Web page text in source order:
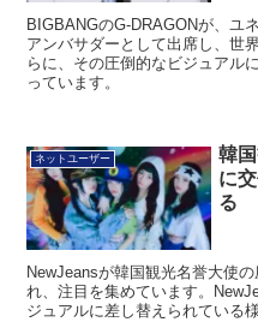
BIGBANGのG-DRAGONが、ユ
アンバサダーとして出席し、世
らに、その圧倒的なビジュアル
っています。
ネットユーザー
韓
に
る
NewJeansが韓国観光名誉大使
れ、注目を集めています。
ジュアルに差し替えられている